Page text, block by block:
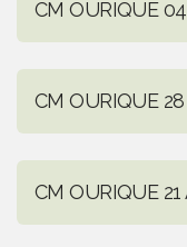
CM OURIQUE
CM OURIQUE
CM OURIQUE 21